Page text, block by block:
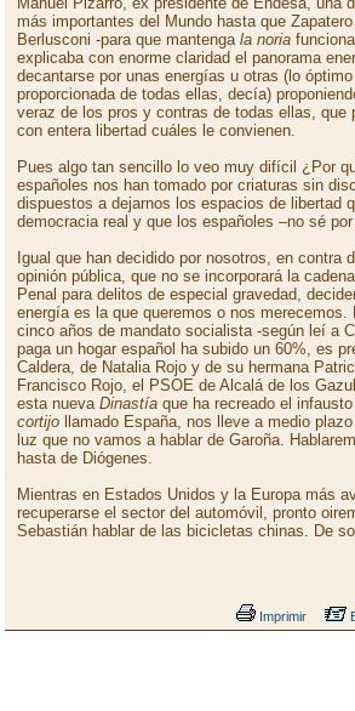
más importantes del Mundo hasta que
Berlusconi -para que mantenga la noria
explicaba con enorme claridad el panorama
decantarse por unas energías u otras (lo
proporcionada de todas ellas, decía)
veraz de los pros y contras de todas ellas, que
con entera libertad cuáles le convienen.
Pues algo tan sencillo lo veo muy difícil ¿Por
españoles nos han tomado por criaturas sin
dispuestos a dejarnos los espacios de libertad
democracia real y que los españoles –no sé
Igual que han decidido por nosotros, en contra
opinión pública, que no se incorporará la
Penal para delitos de especial gravedad,
energía es la que queremos o nos
cinco años de mandato socialista -según leí a
paga un hogar español ha subido un 60%, es
Caldera, de Natalia Rojo y de su hermana
Francisco Rojo, el PSOE de Alcalá de los
esta nueva Dinastía que ha recreado el
cortijo llamado España, nos lleve a medio
luz que no vamos a hablar de Garoña.
hasta de Diógenes.
Mientras en Estados Unidos y la Europa más
recuperarse el sector del automóvil, pronto
Sebastián hablar de las bicicletas chinas. De
Imprimir